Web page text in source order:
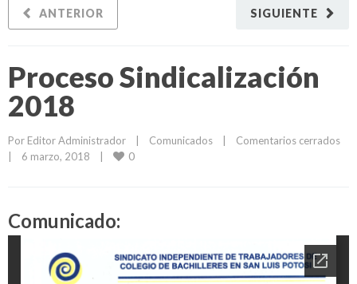
SIGUIENTE
ANTERIOR
Proceso Sindicalización
2018
Por Editor Administrador Comunicados
Comentarios cerrados
6 marzo, 2018 0
Comunicado: